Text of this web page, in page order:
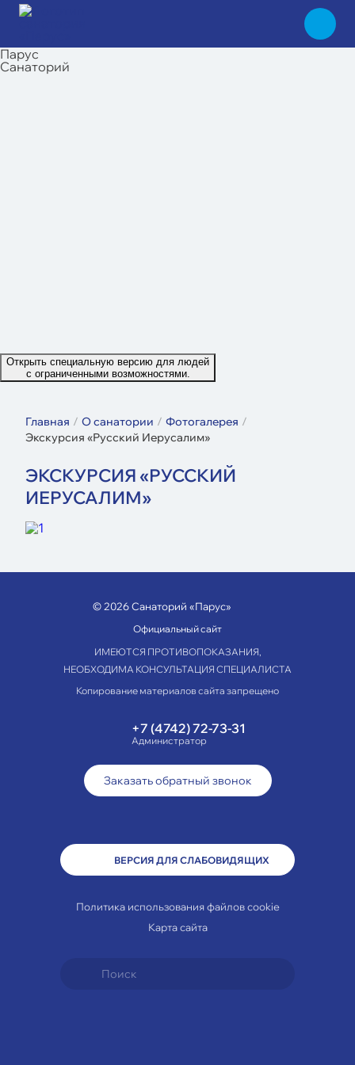
Парус
Санаторий
Открыть специальную версию для людей
с ограниченными возможностями.
Главная О санатории
Фотогалерея
Экскурсия «Русский Иерусалим»
ЭКСКУРСИЯ «РУССКИЙ
ИЕРУСАЛИМ»
© 2026 Санаторий «Парус»
Официальный сайт
ИМЕЮТСЯ ПРОТИВОПОКАЗАНИЯ,
НЕОБХОДИМА КОНСУЛЬТАЦИЯ СПЕЦИАЛИСТА
Копирование материалов сайта запрещено
+7 (4742) 72-73-31
Администратор
Заказать обратный звонок
ВЕРСИЯ ДЛЯ СЛАБОВИДЯЩИХ
Политика использования файлов cookie
Карта сайта